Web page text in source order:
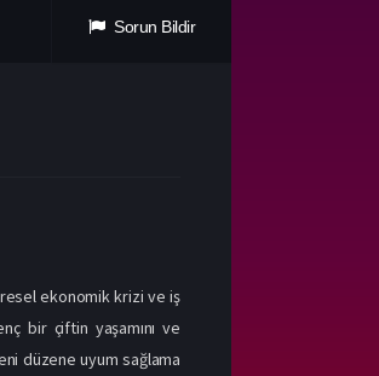
Sorun Bildir
ekonomik krizi ve iş
bir çiftin yaşamını ve
düzene uyum sağlama